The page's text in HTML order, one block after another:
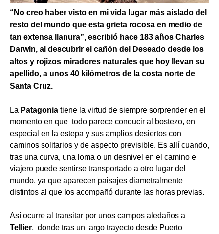
“No creo haber visto en mi vida lugar más aislado del
resto del mundo que esta grieta rocosa en medio de
tan extensa llanura”, escribió hace 183 años Charles
Darwin, al descubrir el cañón del Deseado desde los
altos y rojizos miradores naturales que hoy llevan su
apellido, a unos 40 kilómetros de la costa norte de
Santa Cruz.
La Patagonia tiene la virtud de siempre sorprender en el
momento en que todo parece conducir al bostezo, en
especial en la estepa y sus amplios desiertos con
caminos solitarios y de aspecto previsible. Es allí cuando,
tras una curva, una loma o un desnivel en el camino el
viajero puede sentirse transportado a otro lugar del
mundo, ya que aparecen paisajes diametralmente
distintos al que los acompañó durante las horas previas.
Así ocurre al transitar por unos campos aledaños a
Tellier, donde tras un largo trayecto desde Puerto